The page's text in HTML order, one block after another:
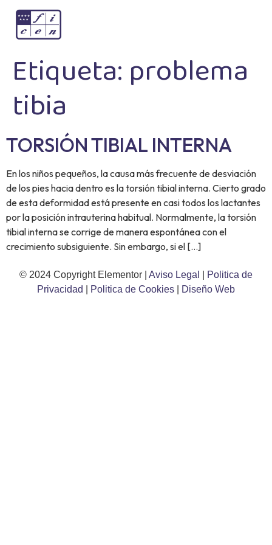
Etiqueta: problema
tibia
TORSIÓN TIBIAL INTERNA
En los niños pequeños, la causa más frecuente de desviación
de los pies hacia dentro es la torsión tibial interna. Cierto grado
de esta deformidad está presente en casi todos los lactantes
por la posición intrauterina habitual. Normalmente, la torsión
tibial interna se corrige de manera espontánea con el
crecimiento subsiguiente. Sin embargo, si el […]
© 2024 Copyright Elementor | Aviso Legal
Politica de
Privacidad
Politica de Cookies Diseño Web